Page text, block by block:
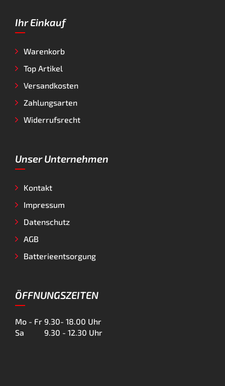
Ihr Einkauf
Warenkorb
Top Artikel
Versandkosten
Zahlungsarten
Widerrufsrecht
Unser Unternehmen
Kontakt
Impressum
Datenschutz
AGB
Batterieentsorgung
ÖFFNUNGSZEITEN
Mo - Fr 9.30- 18.00 Uhr
Sa
9.30 - 12.30 Uhr